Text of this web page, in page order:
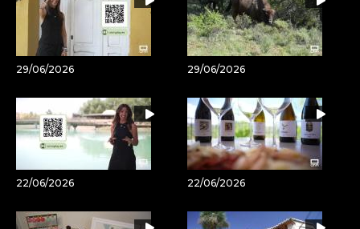
29/06/2026 29/06/2026
22/06/2026 22/06/2026